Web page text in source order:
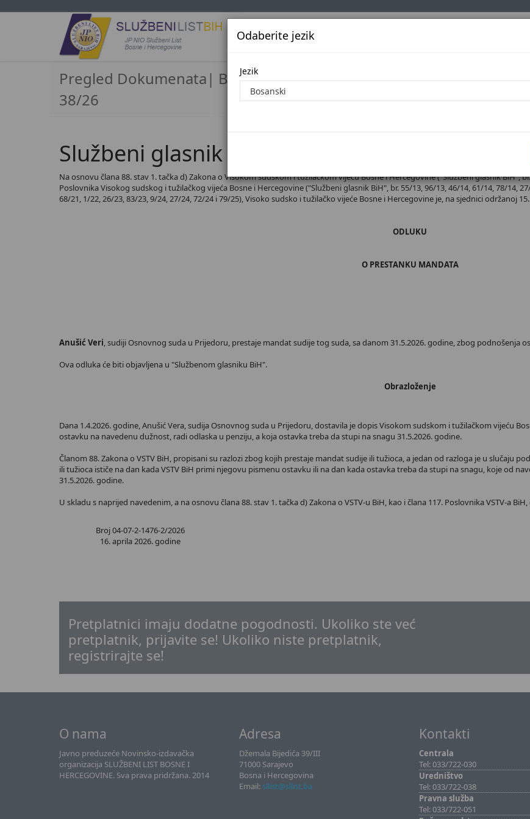
Jezik Službena glasila
Odaberite jezik
Jezik
Pregled Dokumenata| Broj
38/26
Službeni glasnik BiH, broj 38/26
Na osnovu člana 88. stav 1. tačka d) Zakona o Visokom sudskom i tužilačkom vijeću Bosne i Hercegovine ("Službeni glasnik BiH",
Poslovnika Visokog sudskog i tužilačkog vijeća Bosne i Hercegovine ("Službeni glasnik BiH", br. 55/13, 96/13, 46/14, 61/14, 78/14,
68/21, 1/22, 26/23, 83/23, 9/24, 27/24, 72/24 i 79/25), Visoko sudsko i tužilačko vijeće Bosne i Hercegovine je, na sjednici održanoj
ODLUKU
O PRESTANKU MANDATA
Anušić Veri, sudiji Osnovnog suda u Prijedoru, prestaje mandat sudije tog suda, sa danom 31.5.2026. godine, zbog podnošenja
Ova odluka će biti objavljena u "Službenom glasniku BiH".
Obrazloženje
Dana 1.4.2026. godine, Anušić Vera, sudija Osnovnog suda u Prijedoru, dostavila je dopis Visokom sudskom i tužilačkom vijeću
ostavku na navedenu dužnost, radi odlaska u penziju, a koja ostavka treba da stupi na snagu 31.5.2026. godine.
Članom 88. Zakona o VSTV BiH, propisani su razlozi zbog kojih prestaje mandat sudije ili tužioca, a jedan od razloga je u slučaju
ili tužioca ističe na dan kada VSTV BiH primi njegovu pismenu ostavku ili na dan kada ostavka treba da stupi na snagu, koje od
31.5.2026. godine.
U skladu s naprijed navedenim, a na osnovu člana 88. stav 1. tačka d) Zakona o VSTV-u BiH, kao i člana 117. Poslovnika VSTV-a
Broj 04-07-2-1476-2/2026
16. aprila 2026. godine
Pretplatnici imaju dodatne pogodnosti. Ukoliko ste već
pretplatnik, prijavite se! Ukoliko niste pretplatnik,
registrirajte se!
O nama
Javno preduzeće Novinsko-izdavačka
organizacija SLUŽBENI LIST BOSNE I
HERCEGOVINE. Sva prava pridržana. 2014
Adresa
Džemala Bijedića 39/III
71000 Sarajevo
Bosna i Hercegovina
Email: sllist@sllist.ba
Kontakti
Centrala
Tel: 033/722-030
Uredništvo
Tel: 033/722-038
Pravna služba
Tel: 033/722-051